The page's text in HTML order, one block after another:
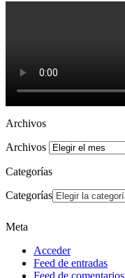
Archivos
Archivos
Categorías
Categorías
Meta
Acceder
Feed de entradas
Feed de comentarios